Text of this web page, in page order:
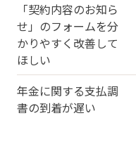
「契約内容のお知ら
せ」のフォームを分
かりやすく改善して
ほしい
年金に関する支払調
書の到着が遅い